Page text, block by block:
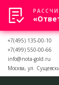
+7(495) 135-00-10
+7(499) 550-00-66
info@nota-gold.ru
Москва, ул.